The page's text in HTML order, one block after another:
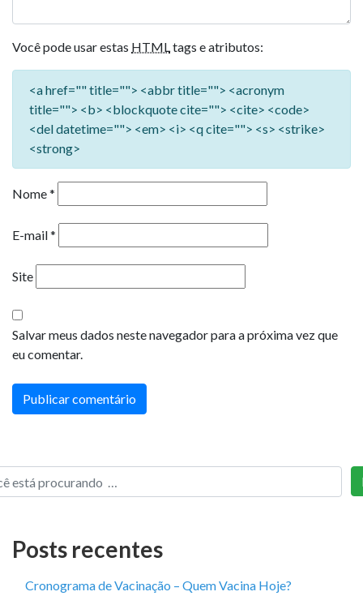
Você pode usar estas HTMLtags e atributos:
<a href="" title=""> <abbr title=""> <acronym
title=""> <b> <blockquote cite=""> <cite> <code>
<del datetime=""> <em> <i> <q cite=""> <s> <strike>
<strong>
Nome*
E-mail*
Site
Salvar meus dados neste navegador para a próxima vez que
eu comentar.
Posts recentes
Cronograma de Vacinação – Quem Vacina Hoje?